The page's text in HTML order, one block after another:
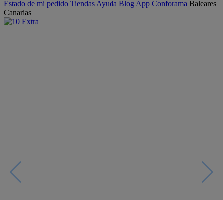
Estado de mi pedido Tiendas Ayuda Blog App Conforama Baleares
Canarias